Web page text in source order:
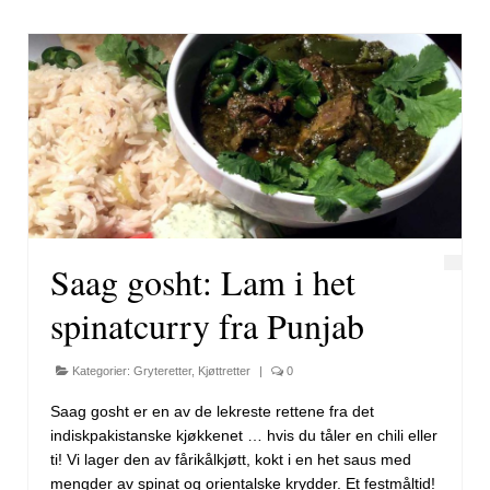
Saag gosht: Lam i het
spinatcurry fra Punjab
Kategorier: Gryteretter, Kjøttretter 0
Saag gosht er en av de lekreste rettene fra det
indiskpakistanske kjøkkenet … hvis du tåler en chili eller
ti! Vi lager den av fårikålkjøtt, kokt i en het saus med
mengder av spinat og orientalske krydder. Et festmåltid!